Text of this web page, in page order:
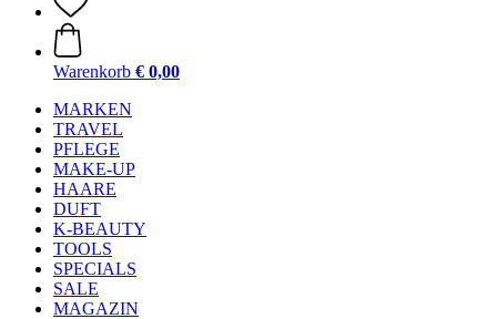
Warenkorb € 0,00
MARKEN
TRAVEL
PFLEGE
MAKE-UP
HAARE
DUFT
K-BEAUTY
TOOLS
SPECIALS
SALE
MAGAZIN